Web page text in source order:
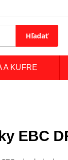
Hľadať
A KUFRE
EBC